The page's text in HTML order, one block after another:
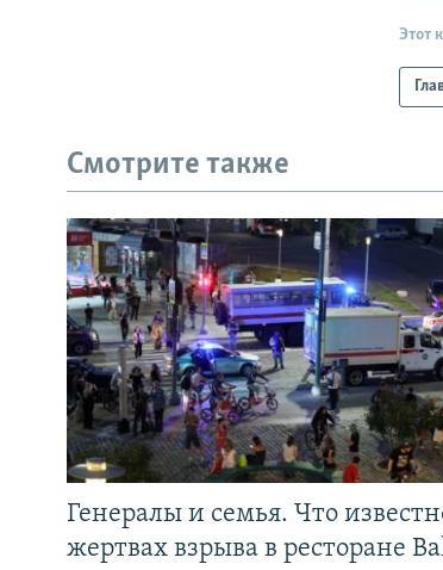
Этот
Смотрите также
Генералы и семья. Что
жертвах взрыва в ресторане